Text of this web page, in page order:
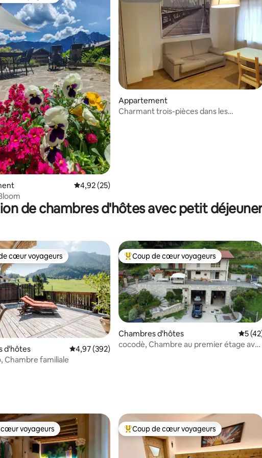
la base de 7 commentaires : 4,86 sur 5Évaluation moyenne sur la base de 25 commentaires :
4,92 (25)
Appartement
Charmant trois-pièces dans les
de chambres d'hôtes avec petit
base de 261 commentaires : 4,89 sur 5
cœur voyageurs les plus appréciés
cœur voyageurs
d'hôtes Évaluation moyenne sur la base de 392 commentaires
4,97 (392)
Chambre familiale
Coups de cœur voyageurs les plus
Coup de cœur voyageurs
Chambres d'hôtes
5
cocodè, Chambre au premier étage avec
voyageurs
voyageurs Coups de cœur voyageurs les plus
Coup de cœur voyageurs